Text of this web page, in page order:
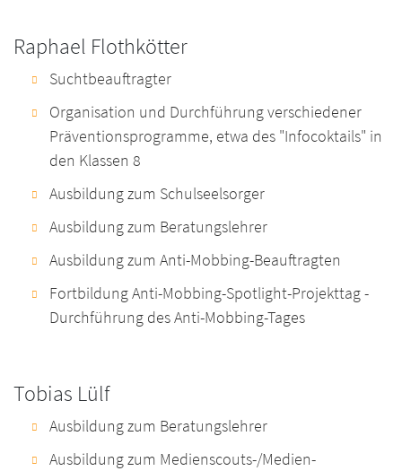
Raphael Flothkötter
Suchtbeauftragter
Organisation und Durchführung verschiedener
Präventionsprogramme, etwa des "Infocoktails" in
den Klassen 8
Ausbildung zum Schulseelsorger
Ausbildung zum Beratungslehrer
Ausbildung zum Anti-Mobbing-Beauftragten
Fortbildung Anti-Mobbing-Spotlight-Projekttag -
Durchführung des Anti-Mobbing-Tages
Tobias Lülf
Ausbildung zum Beratungslehrer
Ausbildung zum Medienscouts-/Medien-